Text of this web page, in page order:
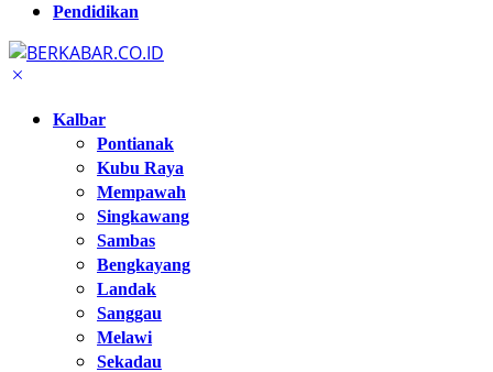
Pendidikan
Kalbar
Pontianak
Kubu Raya
Mempawah
Singkawang
Sambas
Bengkayang
Landak
Sanggau
Melawi
Sekadau